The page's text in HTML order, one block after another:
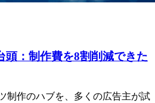
頭：制作費を8割削減できた
制作のハブを、多くの広告主が試